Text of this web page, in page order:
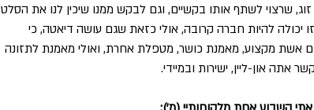
זוג, שרצוי לשתף אותו בקשיים, וגם לבקש ממנו שיכין לנו את הסלט
יכולה להיות חברה קרובה, אולי כזאת שגם עושה דיאטה, כי
גם אשת מקצוע, מאמנת כושר, מטפלת אחרת, ואולי מאמנת לתזונה
און-ליין, ישירות ובמיידי.